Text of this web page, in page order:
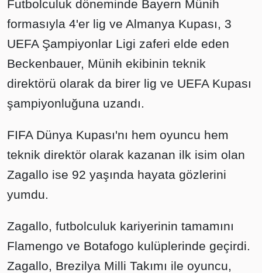
Futbolculuk döneminde Bayern Münih
formasıyla 4'er lig ve Almanya Kupası, 3
UEFA Şampiyonlar Ligi zaferi elde eden
Beckenbauer, Münih ekibinin teknik
direktörü olarak da birer lig ve UEFA Kupası
şampiyonluğuna uzandı.
FIFA Dünya Kupası'nı hem oyuncu hem
teknik direktör olarak kazanan ilk isim olan
Zagallo ise 92 yaşında hayata gözlerini
yumdu.
Zagallo, futbolculuk kariyerinin tamamını
Flamengo ve Botafogo kulüplerinde geçirdi.
Zagallo, Brezilya Milli Takımı ile oyuncu,